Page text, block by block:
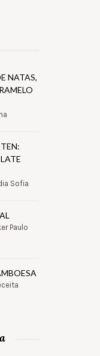
NATAS,
Sofia
Paulo